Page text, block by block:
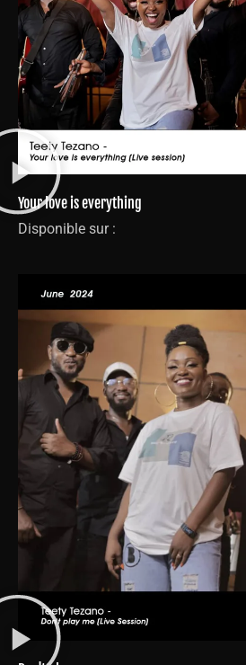
Your love is everything
Disponible sur :